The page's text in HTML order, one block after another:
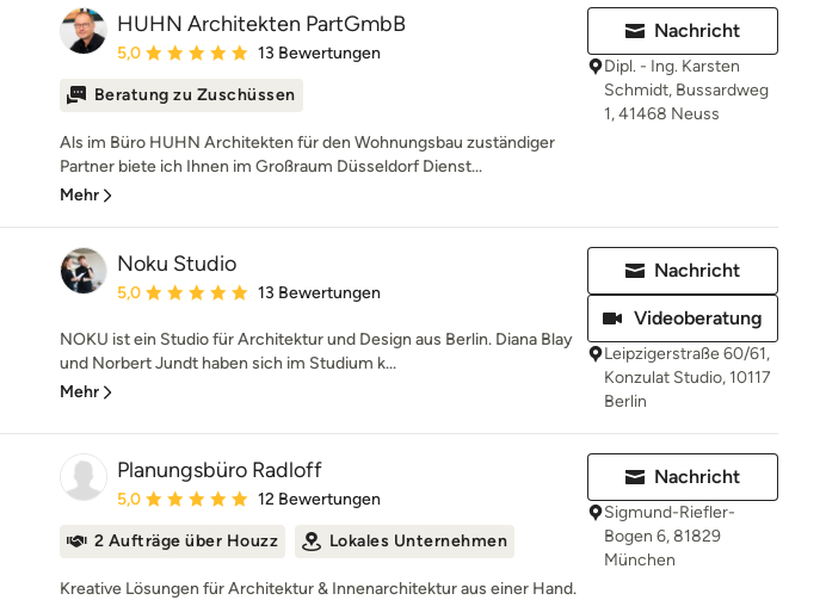
HUHN Architekten PartGmbB
Durchschnittliche Bewertung: 5 von 5 Sternen
5,0 13 Bewertungen
Beratung zu Zuschüssen
Als im Büro HUHN Architekten für den Wohnungsbau zuständiger
Partner biete ich Ihnen im Großraum Düsseldorf Dienst...
Mehr
Nachricht
Dipl. - Ing. Karsten
Schmidt, Bussardweg
1, 41468 Neuss
Noku Studio
Durchschnittliche Bewertung: 5 von 5 Sternen
5,0 13 Bewertungen
NOKU ist ein Studio für Architektur und Design aus Berlin. Diana Blay
und Norbert Jundt haben sich im Studium k...
Mehr
Nachricht
Videoberatung
Leipzigerstraße 60/61,
Konzulat Studio, 10117
Berlin
Planungsbüro Radloff
Durchschnittliche Bewertung: 5 von 5 Sternen
5,0 12 Bewertungen
2 Aufträge über Houzz Lokales Unternehmen
Kreative Lösungen für Architektur & Innenarchitektur aus einer Hand.
Nachricht
Sigmund-Riefler-
Bogen 6, 81829
München